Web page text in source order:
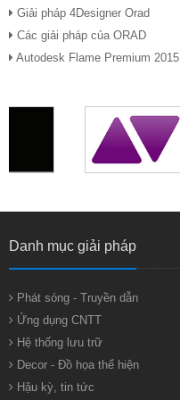
Giải pháp 4Designer Orad
Các giải pháp của ORAD
Autodesk Flame Premium 2015
Danh mục giải pháp
Phát sóng - Truyền dẫn
Ứng dụng CNTT
Hệ thống lưu trữ
Decor - Đồ họa thể hiện
Hậu kỳ, tin tức